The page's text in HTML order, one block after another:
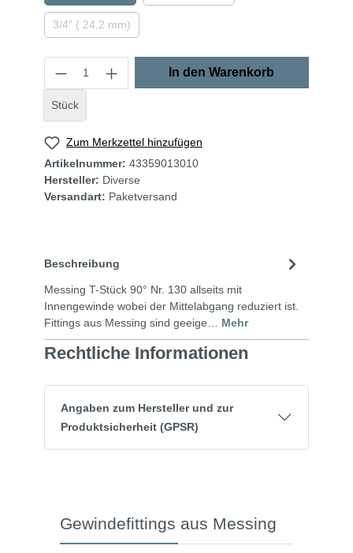
3/4" ( 24,2 mm)
Stück
In den Warenkorb
Zum Merkzettel hinzufügen
Artikelnummer: 43359013010
Hersteller: Diverse
Versandart: Paketversand
Beschreibung
Messing T-Stück 90° Nr. 130 allseits mit
Innengewinde wobei der Mittelabgang reduziert ist.
Fittings aus Messing sind geeige… Mehr
Rechtliche Informationen
Angaben zum Hersteller und zur
Produktsicherheit (GPSR)
Gewindefittings aus Messing